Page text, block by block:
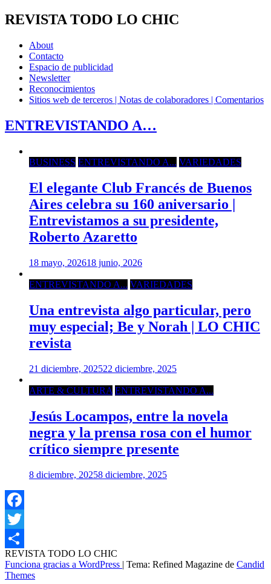
REVISTA TODO LO CHIC
About
Contacto
Espacio de publicidad
Newsletter
Reconocimientos
Sitios web de terceros | Notas de colaboradores | Comentarios
ENTREVISTANDO A…
BUSINESS ENTREVISTANDO A... VARIEDADES
El elegante Club Francés de Buenos
Aires celebra su 160 aniversario |
Entrevistamos a su presidente,
Roberto Azaretto
18 mayo, 202618 junio, 2026
ENTREVISTANDO A... VARIEDADES
Una entrevista algo particular, pero
muy especial; Be y Norah | LO CHIC
revista
21 diciembre, 202522 diciembre, 2025
ARTE & CULTURA ENTREVISTANDO A...
Jesús Locampos, entre la novela
negra y la prensa rosa con el humor
crítico siempre presente
8 diciembre, 20258 diciembre, 2025
Facebook
Twitter
Compartir
REVISTA TODO LO CHIC
Funciona gracias a WordPress | Tema: Refined Magazine de Candid
Themes